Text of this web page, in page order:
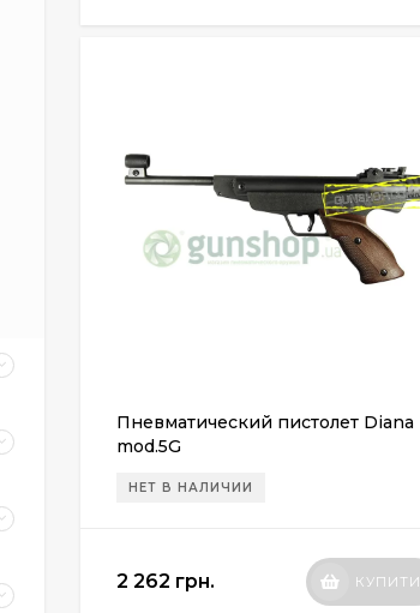
Пневматический пистолет Diana
mod.5G
НЕТ В НАЛИЧИИ
2 262 грн. КУПИТИ